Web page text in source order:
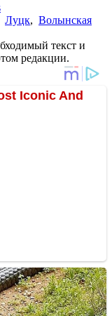
Луцк, Волынская
текст и
редакции.